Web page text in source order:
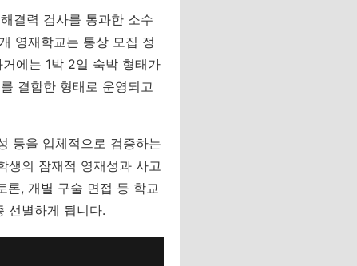
결력 검사를 통과한 소수
영재학교는 통상 모집 정
에는 1박 2일 숙박 형태가
결합한 형태로 운영되고
등을 입체적으로 검증하는
생의 잠재적 영재성과 사고
론, 개별 구술 면접 등 학교
선별하게 됩니다.